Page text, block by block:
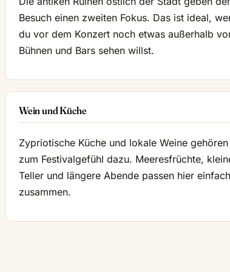
Besuch einen zweiten Fokus. Das ist ideal,
du vor dem Konzert noch etwas außerhalb
Bühnen und Bars sehen willst.
Wein und Küche
Zypriotische Küche und lokale Weine gehören
zum Festivalgefühl dazu. Meeresfrüchte,
Teller und längere Abende passen hier einfach
zusammen.